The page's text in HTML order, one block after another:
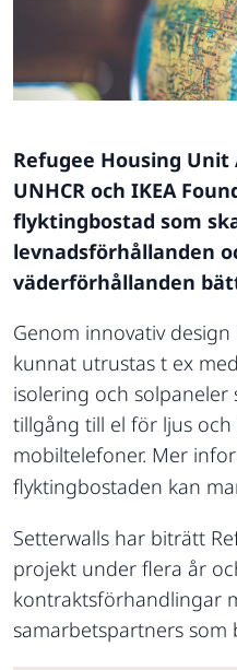
Refugee Housing
UNHCR och IKEA
flyktingbostad som
levnadsförhållanden
väderförhållanden
Genom innovativ
kunnat utrustas t ex
isolering och
tillgång till el för ljus
mobiltelefoner. Mer
flyktingbostaden kan
Setterwalls har biträtt
projekt under flera år
kontraktsförhandlingar
samarbetspartners